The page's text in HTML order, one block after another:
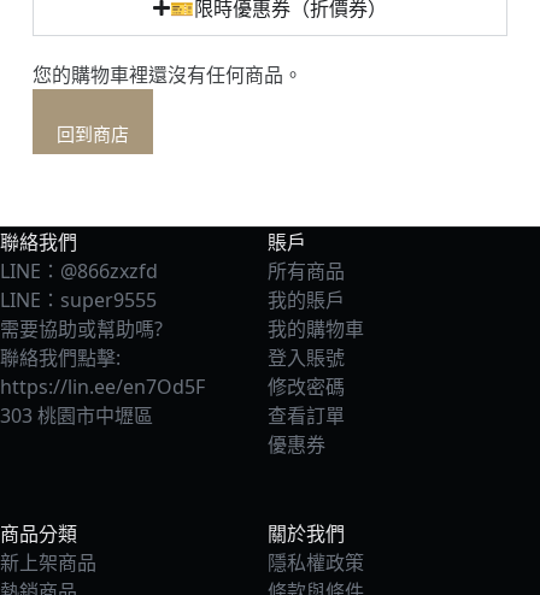
🎫限時優惠券（折價券）
您的購物車裡還沒有任何商品。
回到商店
聯絡我們
LINE：@866zxzfd
LINE：super9555
需要協助或幫助嗎?
聯絡我們點擊:
https://lin.ee/en7Od5F
303 桃園市中壢區
賬戶
所有商品
我的賬戶
我的購物車
登入賬號
修改密碼
查看訂單
優惠券
商品分類
新上架商品
關於我們
隱私權政策